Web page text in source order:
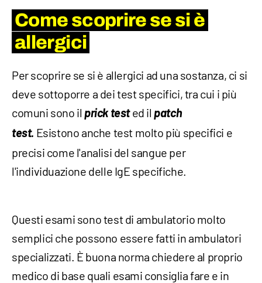
Come scoprire se si è
allergici
Per scoprire se si è allergici ad una sostanza, ci si
deve sottoporre a dei test specifici, tra cui i più
comuni sono il prick tested il patch
test. Esistono anche test molto più specifici e
precisi come l'analisi del sangue per
l'individuazione delle IgE specifiche.
Questi esami sono test di ambulatorio molto
semplici che possono essere fatti in ambulatori
specializzati. È buona norma chiedere al proprio
medico di base quali esami consiglia fare e in